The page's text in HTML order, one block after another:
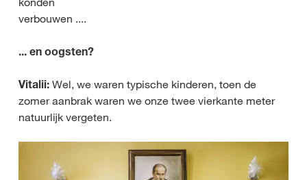
verbouwen ....
... en oogsten?
Vitalii: Wel, we waren typische kinderen, toen de
zomer aanbrak waren we onze twee vierkante meter
natuurlijk vergeten.